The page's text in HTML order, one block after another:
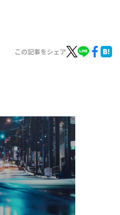
この記事をシェア